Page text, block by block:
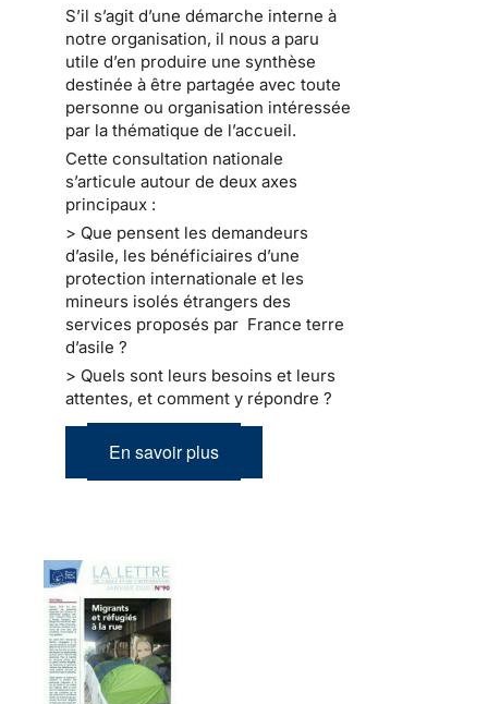
S’il s’agit d’une démarche interne à
notre organisation, il nous a paru
utile d’en produire une synthèse
destinée à être partagée avec toute
personne ou organisation intéressée
par la thématique de l’accueil.
Cette consultation nationale
s’articule autour de deux axes
principaux :
> Que pensent les demandeurs
d’asile, les bénéficiaires d’une
protection internationale et les
mineurs isolés étrangers des
services proposés par France terre
d’asile ?
> Quels sont leurs besoins et leurs
attentes, et comment y répondre ?
En savoir plus